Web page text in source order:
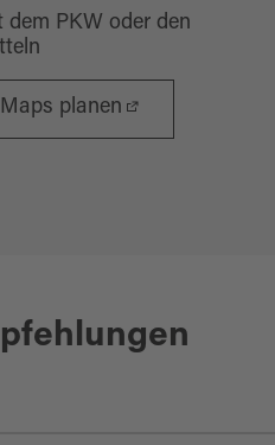
dem PKW oder den
planen